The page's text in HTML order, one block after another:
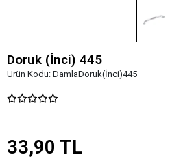
Doruk (İnci) 445
Ürün Kodu: DamlaDoruk(İnci)445
33,90 TL